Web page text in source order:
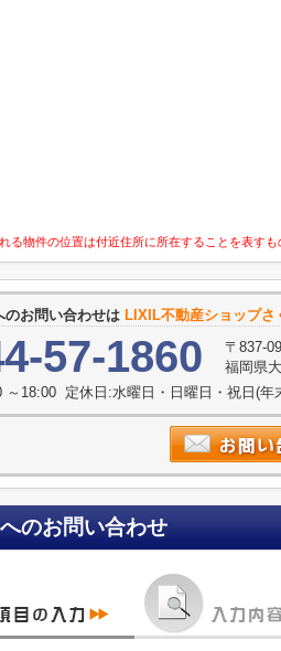
る物件の位置は付近住所に所在することを表す
のお問い合わせは LIXIL不動産ショップさ
57-1860
〒837-
福岡県
～18:00 定休日:水曜日・日曜日・祝日(年
へのお問い合わせ